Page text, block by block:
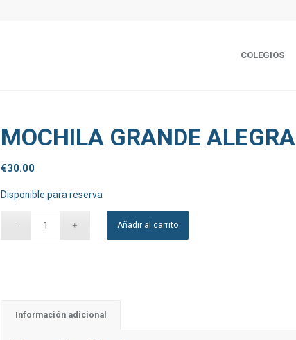
COLEGIOS
MOCHILA GRANDE ALEGRA
€30.00
Disponible para reserva
Añadir al carrito
Información adicional